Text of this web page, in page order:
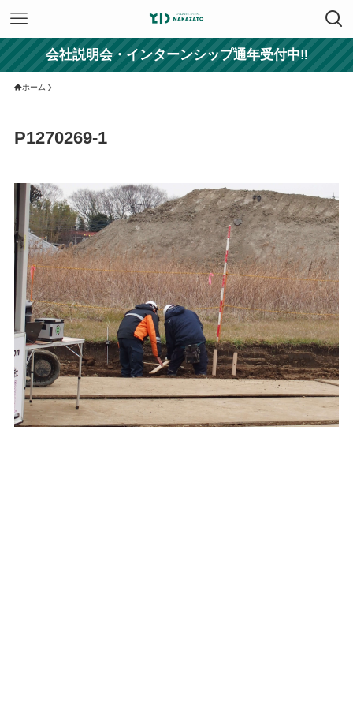
会社説明会・インターンシップ通年受付中‼
ホーム
P1270269-1